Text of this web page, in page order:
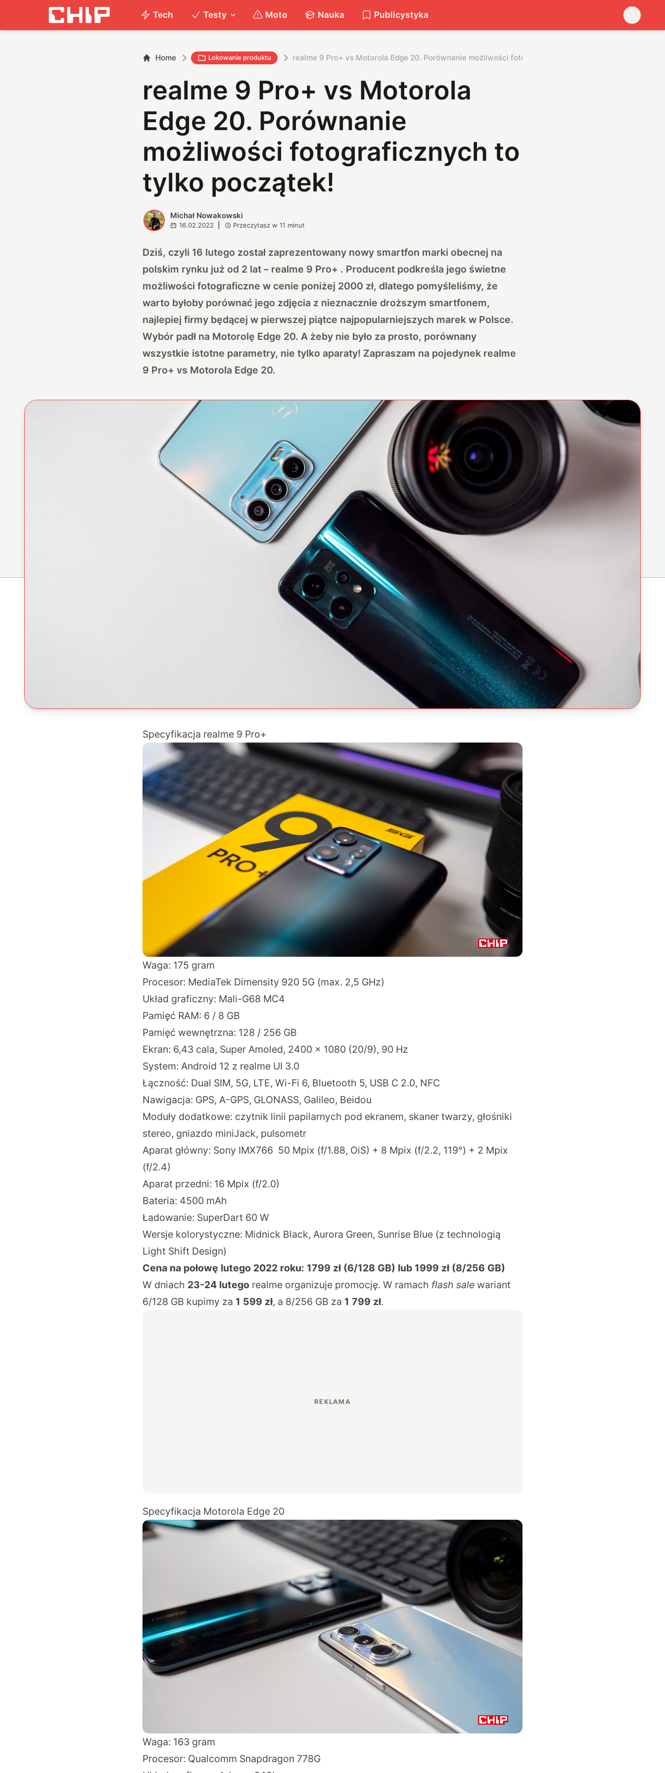
Tech Testy Moto Nauka Publicystyka
Home Lokowanie produktu realme 9 Pro+ vs Motorola Edge 20. Porównanie możliwości fotograficznych to tylko początek!
realme 9 Pro+ vs Motorola
Edge 20. Porównanie
możliwości fotograficznych to
tylko początek!
M Michał Nowakowski
16.02.2022 Przeczytasz w11 minut
Dziś, czyli 16 lutego został zaprezentowany nowy smartfon marki obecnej na
polskim rynku już od 2 lat – realme 9 Pro+ . Producent podkreśla jego świetne
możliwości fotograficzne w cenie poniżej 2000 zł, dlatego pomyśleliśmy, że
warto byłoby porównać jego zdjęcia z nieznacznie droższym smartfonem,
najlepiej firmy będącej w pierwszej piątce najpopularniejszych marek w Polsce.
Wybór padł na Motorolę Edge 20. A żeby nie było za prosto, porównany
wszystkie istotne parametry, nie tylko aparaty! Zapraszam na pojedynek realme
9 Pro+ vs Motorola Edge 20.
Specyfikacja realme 9 Pro+
Waga: 175 gram
Procesor: MediaTek Dimensity 920 5G (max. 2,5 GHz)
Układ graficzny: Mali-G68 MC4
Pamięć RAM: 6 / 8 GB
Pamięć wewnętrzna: 128 / 256 GB
Ekran: 6,43 cala, Super Amoled, 2400 x 1080 (20/9), 90 Hz
System: Android 12 z realme UI 3.0
Łączność: Dual SIM, 5G, LTE, Wi-Fi 6, Bluetooth 5, USB C 2.0, NFC
Nawigacja: GPS, A-GPS, GLONASS, Galileo, Beidou
Moduły dodatkowe: czytnik linii papilarnych pod ekranem, skaner twarzy, głośniki
stereo, gniazdo miniJack, pulsometr
Aparat główny: Sony IMX766 50 Mpix (f/1.88, OiS) + 8 Mpix (f/2.2, 119°) + 2 Mpix
(f/2.4)
Aparat przedni: 16 Mpix (f/2.0)
Bateria: 4500 mAh
Ładowanie: SuperDart 60 W
Wersje kolorystyczne: Midnick Black, Aurora Green, Sunrise Blue (z technologią
Light Shift Design)
Cena na połowę lutego 2022 roku: 1799 zł (6/128 GB) lub 1999 zł (8/256 GB)
W dniach 23-24 lutego realme organizuje promocję. W ramach flash sale wariant
6/128 GB kupimy za 1 599 zł, a 8/256 GB za 1 799 zł.
Specyfikacja Motorola Edge 20
Waga: 163 gram
Procesor: Qualcomm Snapdragon 778G